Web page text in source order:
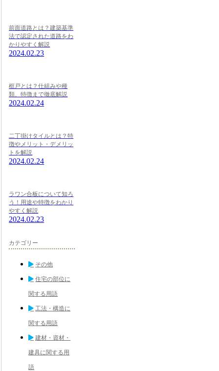
前面道路とは？建築基準
法で認定された道路をわ
かりやすく解説
2024.02.23
框戸とは？仕組みや種
類、特徴まで徹底解説
2024.02.24
二丁掛けタイルとは？特
徴やメリット・デメリッ
トを解説
2024.02.24
ラワン合板について知ろ
う！用途や特徴をわかり
やすく解説
2024.02.23
カテゴリー
その他
住宅の部位に
関する用語
工法・構造に
関する用語
建材・資材・
建具に関する用
語